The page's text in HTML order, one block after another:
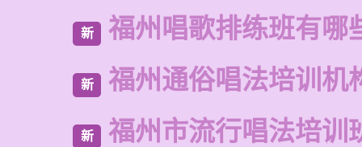
新 福州唱歌排练班有哪
新 福州通俗唱法培训机
新 福州市流行唱法培训